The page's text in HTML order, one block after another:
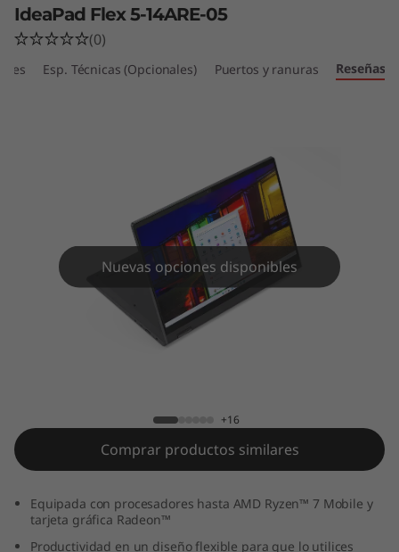
IdeaPad Flex 5-14ARE-05
(0)
Esp. Técnicas (Opcionales) Puertos y ranuras Reseñas
Nuevas opciones disponibles
+16
Comprar productos similares
Equipada con procesadores hasta AMD Ryzen™ 7 Mobile y
tarjeta gráfica Radeon™
Productividad en un diseño flexible para que lo utilices